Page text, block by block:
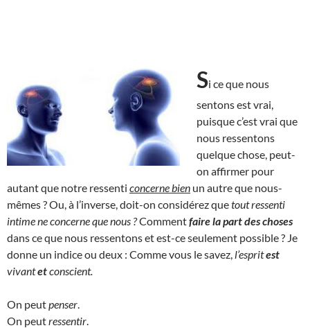
Si ce que nous
sentons est vrai,
puisque c’est vrai que
nous ressentons
quelque chose, peut-
on affirmer pour
autant que notre ressenti concerne bien un autre que nous-
mêmes ? Ou, à l’inverse, doit-on considérez quetout ressenti
intime ne concerne que nous ?Commentfaire la part des choses
dans ce que nous ressentons et est-ce seulement possible ? Je
donne un indice ou deux : Comme vous le savez, l’espritest
vivantetconscient.
On peutpenser
On peutressentir